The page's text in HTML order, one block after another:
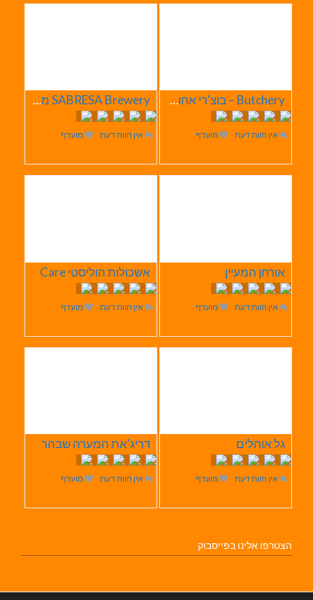
Butchery – בוצ'רי אחוזת הבשר
אין חוות דעת מועדף
SABRESA Brewery מבשלת שיכר | מבשלת בירה
אין חוות דעת מועדף
אורחן המעיין
אין חוות דעת מועדף
אשכולות הוליסטי Care
אין חוות דעת מועדף
גל אוהלים
אין חוות דעת מועדף
דריג'את המערה שבהר
אין חוות דעת מועדף
הצטרפו אלינו בפייסבוק